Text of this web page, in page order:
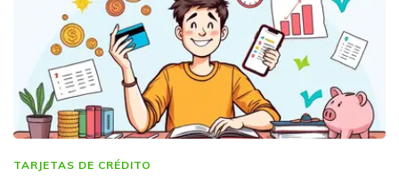
TARJETAS DE CRÉDITO